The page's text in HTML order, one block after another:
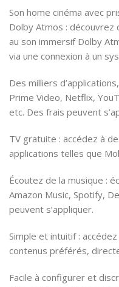
Son home cinéma avec
Dolby Atmos : découvrez
au son immersif Dolby
via une connexion à un
Des milliers
Prime Video, Netflix,
etc. Des frais peuvent
TV gratuite : accédez à
applications telles que
Écoutez de la musique :
Amazon Music, Spotify,
peuvent s’appliquer.
Simple et intuitif :
contenus préférés,
Facile à configurer et